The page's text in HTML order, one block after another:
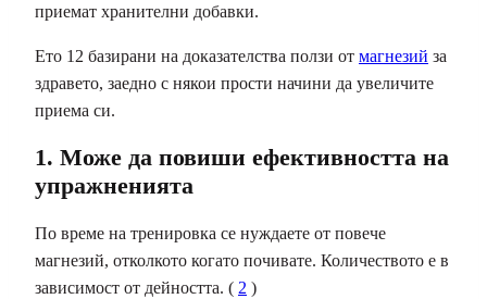
приемат хранителни добавки.
Ето 12 базирани на доказателства ползи от магнезий за
здравето, заедно с някои прости начини да увеличите
приема си.
1. Може да повиши ефективността на
упражненията
По време на тренировка се нуждаете от повече
магнезий, отколкото когато почивате. Количеството е в
зависимост от дейността. ( 2 )